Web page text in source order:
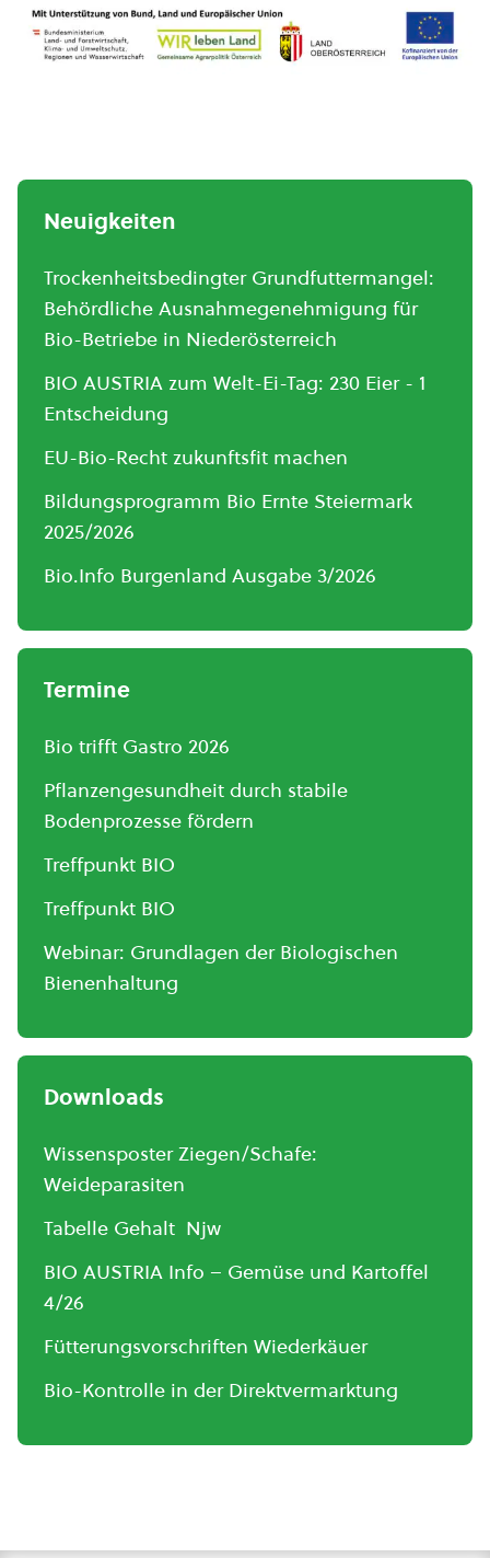
Neuigkeiten
Trockenheitsbedingter Grundfuttermangel:
Behördliche Ausnahmegenehmigung für
Bio-Betriebe in Niederösterreich
BIO AUSTRIA zum Welt-Ei-Tag: 230 Eier - 1
Entscheidung
EU-Bio-Recht zukunftsfit machen
Bildungsprogramm Bio Ernte Steiermark
2025/2026
Bio.Info Burgenland Ausgabe 3/2026
Termine
Bio trifft Gastro 2026
Pflanzengesundheit durch stabile
Bodenprozesse fördern
Treffpunkt BIO
Treffpunkt BIO
Webinar: Grundlagen der Biologischen
Bienenhaltung
Downloads
Wissensposter Ziegen/Schafe:
Weideparasiten
Tabelle Gehalt Njw
BIO AUSTRIA Info – Gemüse und Kartoffel
4/26
Fütterungsvorschriften Wiederkäuer
Bio-Kontrolle in der Direktvermarktung